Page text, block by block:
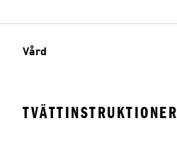
Vård
TVÄTTINSTRUKTIONER